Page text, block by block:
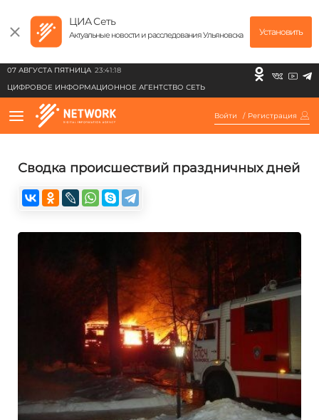
ЦИА Сеть
Актуальные новости и расследования Ульяновска Установить
07 АВГУСТА ПЯТНИЦА 23:41:18
ЦИФРОВОЕ ИНФОРМАЦИОННОЕ АГЕНТСТВО СЕТЬ
Войти / Регистрация
Сводка происшествий праздничных дней